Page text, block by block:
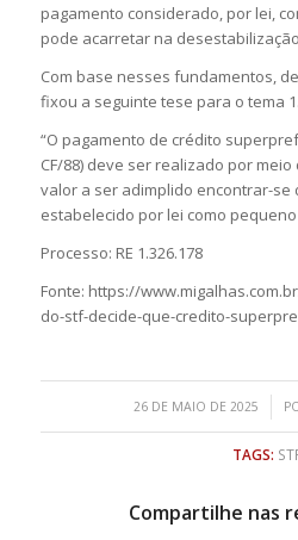
pagamento considerado, por lei,
pode acarretar na
Com base nesses fundamentos,
fixou a seguinte tese para o tema
“O pagamento de crédito
CF/88) deve ser realizado por
valor a ser adimplido encontrar-se
estabelecido por lei como pequeno
Processo: RE 1.326.178
Fonte: https://
do-stf-decide-que-credito-
26 DE MAIO DE 2025
/
TAGS:
Compartilhe nas